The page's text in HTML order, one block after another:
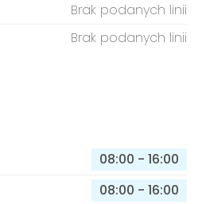
Brak podanych linii
Brak podanych linii
08:00 - 16:00
08:00 - 16:00